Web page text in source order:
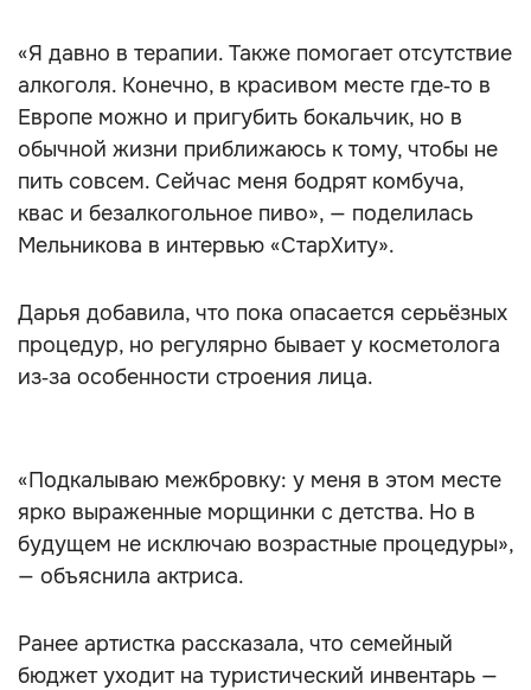
«Я давно в терапии. Также помогает отсутствие
алкоголя. Конечно, в красивом месте где‑то в
Европе можно и пригубить бокальчик, но в
обычной жизни приближаюсь к тому, чтобы не
пить совсем. Сейчас меня бодрят комбуча,
квас и безалкогольное пиво», — поделилась
Мельникова в интервью «СтарХиту».
Дарья добавила, что пока опасается серьёзных
процедур, но регулярно бывает у косметолога
из‑за особенности строения лица.
«Подкалываю межбровку: у меня в этом месте
ярко выраженные морщинки с детства. Но в
будущем не исключаю возрастные процедуры»,
— объяснила актриса.
Ранее артистка рассказала, что семейный
бюджет уходит на туристический инвентарь —